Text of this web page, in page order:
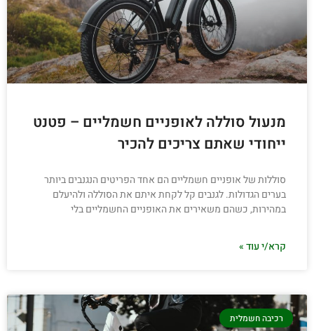
מנעול סוללה לאופניים חשמליים – פטנט
ייחודי שאתם צריכים להכיר
סוללות של אופניים חשמליים הם אחד הפריטים הנגנבים ביותר
בערים הגדולות. לגנבים קל לקחת איתם את הסוללה ולהיעלם
במהירות, כשהם משאירים את האופניים החשמליים בלי
קרא/י עוד »
רכיבה חשמלית